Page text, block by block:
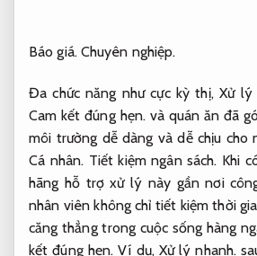
Báo giá. Chuyên nghiệp.
Đa chức năng như cực kỳ thị,Xử lý
Cam kết đúng hẹn. và quán ăn đã
môi trường dễ dàng và dễ chịu cho
Cá nhân. Tiết kiệm ngân sách. Khi
hãng hỗ trợ xử lý này gần nơi
nhân viên không chỉ tiết kiệm thời
căng thẳng trong cuộc sống hàng
kết đúng hẹn. Ví dụ, Xử lý nhanh.